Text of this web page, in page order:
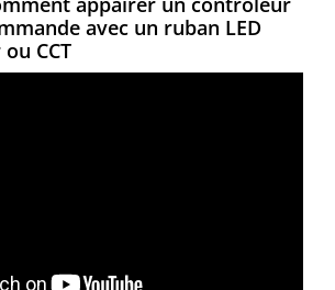
avec un ruban LED
CCT